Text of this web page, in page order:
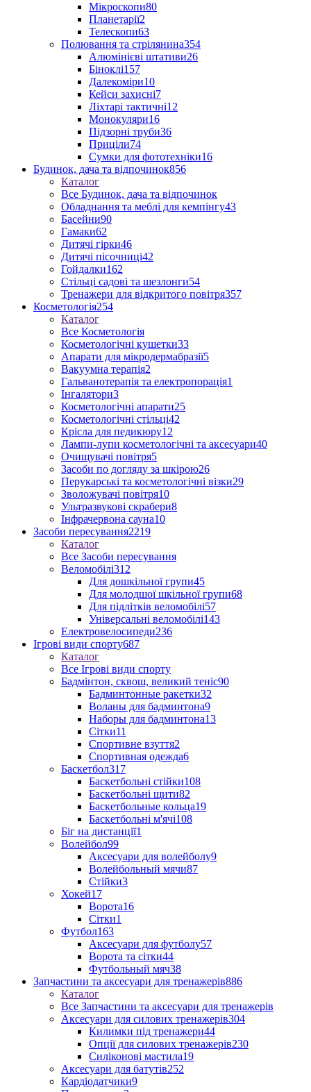
Мікроскопи80
Планетарії2
Телескопи63
Полювання та стрілянина354
Алюмінієві штативи26
Біноклі157
Далекоміри10
Кейси захисні7
Ліхтарі тактичні12
Монокуляри16
Підзорні труби36
Приціли74
Сумки для фототехніки16
Будинок, дача та відпочинок856
Каталог
Все Будинок, дача та відпочинок
Обладнання та меблі для кемпінгу43
Басейни90
Гамаки62
Дитячі гірки46
Дитячі пісочниці42
Гойдалки162
Стільці садові та шезлонги54
Тренажери для відкритого повітря357
Косметологія254
Каталог
Все Косметологія
Косметологічні кушетки33
Апарати для мікродермабразії5
Вакуумна терапія2
Гальванотерапія та електропорація1
Інгалятори3
Косметологічні апарати25
Косметологічні стільці42
Крісла для педикюру12
Лампи-лупи косметологічні та аксесуари40
Очищувачі повітря5
Засоби по догляду за шкірою26
Перукарські та косметологічні візки29
Зволожувачі повітря10
Ультразвукові скрабери8
Інфрачервона сауна10
Засоби пересування2219
Каталог
Все Засоби пересування
Веломобілі312
Для дошкільної групи45
Для молодшої шкільної групи68
Для підлітків веломобілі57
Універсальні веломобілі143
Електровелосипеди236
Ігрові види спорту687
Каталог
Все Ігрові види спорту
Бадмінтон, сквош, великий теніс90
Бадминтонные ракетки32
Воланы для бадминтона9
Наборы для бадминтона13
Сітки11
Спортивне взуття2
Спортивная одежда6
Баскетбол317
Баскетбольні стійки108
Баскетбольні щити82
Баскетбольные кольца19
Баскетбольні м'ячі108
Біг на дистанції1
Волейбол99
Аксесуари для волейболу9
Волейбольный мячи87
Стійки3
Хокей17
Ворота16
Сітки1
Футбол163
Аксесуари для футболу57
Ворота та сітки44
Футбольный мяч38
Запчастини та аксесуари для тренажерів886
Каталог
Все Запчастини та аксесуари для тренажерів
Аксесуари для силових тренажерів304
Килимки під тренажери44
Опції для силових тренажерів230
Силіконові мастила19
Аксесуари для батутів252
Кардіодатчики9